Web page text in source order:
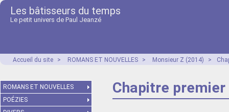
Les bâtisseurs du temps
Le petit univers de Paul Jeanzé
Accueil du site > ROMANS ET NOUVELLES > Monsieur Z (2014) >
Chapitre premier
ROMANS ET NOUVELLES
POÉZIES